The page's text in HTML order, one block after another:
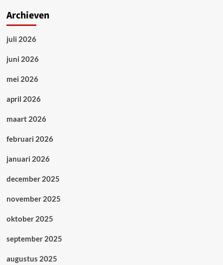
Archieven
juli 2026
juni 2026
mei 2026
april 2026
maart 2026
februari 2026
januari 2026
december 2025
november 2025
oktober 2025
september 2025
augustus 2025